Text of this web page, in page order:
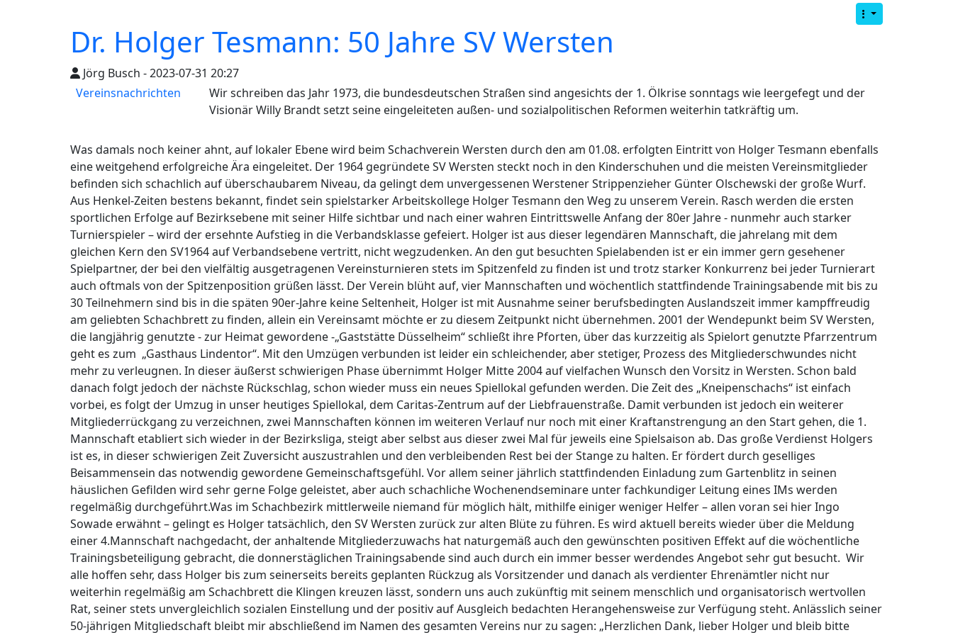
Dr. Holger Tesmann: 50 Jahre SV Wersten
Jörg Busch - 2023-07-31 20:27
Vereinsnachrichten
Wir schreiben das Jahr 1973, die bundesdeutschen Straßen sind angesichts der 1. Ölkrise sonntags wie leergefegt und der
Visionär Willy Brandt setzt seine eingeleiteten außen- und sozialpolitischen Reformen weiterhin tatkräftig um.
Was damals noch keiner ahnt, auf lokaler Ebene wird beim Schachverein Wersten durch den am 01.08. erfolgten Eintritt von Holger Tesmann ebenfalls
eine weitgehend erfolgreiche Ära eingeleitet. Der 1964 gegründete SV Wersten steckt noch in den Kinderschuhen und die meisten Vereinsmitglieder
befinden sich schachlich auf überschaubarem Niveau, da gelingt dem unvergessenen Werstener Strippenzieher Günter Olschewski der große Wurf.
Aus Henkel-Zeiten bestens bekannt, findet sein spielstarker Arbeitskollege Holger Tesmann den Weg zu unserem Verein. Rasch werden die ersten
sportlichen Erfolge auf Bezirksebene mit seiner Hilfe sichtbar und nach einer wahren Eintrittswelle Anfang der 80er Jahre - nunmehr auch starker
Turnierspieler – wird der ersehnte Aufstieg in die Verbandsklasse gefeiert. Holger ist aus dieser legendären Mannschaft, die jahrelang mit dem
gleichen Kern den SV1964 auf Verbandsebene vertritt, nicht wegzudenken. An den gut besuchten Spielabenden ist er ein immer gern gesehener
Spielpartner, der bei den vielfältig ausgetragenen Vereinsturnieren stets im Spitzenfeld zu finden ist und trotz starker Konkurrenz bei jeder Turnierart
auch oftmals von der Spitzenposition grüßen lässt. Der Verein blüht auf, vier Mannschaften und wöchentlich stattfindende Trainingsabende mit bis zu
30 Teilnehmern sind bis in die späten 90er-Jahre keine Seltenheit, Holger ist mit Ausnahme seiner berufsbedingten Auslandszeit immer kampffreudig
am geliebten Schachbrett zu finden, allein ein Vereinsamt möchte er zu diesem Zeitpunkt nicht übernehmen. 2001 der Wendepunkt beim SV Wersten,
die langjährig genutzte - zur Heimat gewordene -„Gaststätte Düsselheim“ schließt ihre Pforten, über das kurzzeitig als Spielort genutzte Pfarrzentrum
geht es zum „Gasthaus Lindentor“. Mit den Umzügen verbunden ist leider ein schleichender, aber stetiger, Prozess des Mitgliederschwundes nicht
mehr zu verleugnen. In dieser äußerst schwierigen Phase übernimmt Holger Mitte 2004 auf vielfachen Wunsch den Vorsitz in Wersten. Schon bald
danach folgt jedoch der nächste Rückschlag, schon wieder muss ein neues Spiellokal gefunden werden. Die Zeit des „Kneipenschachs“ ist einfach
vorbei, es folgt der Umzug in unser heutiges Spiellokal, dem Caritas-Zentrum auf der Liebfrauenstraße. Damit verbunden ist jedoch ein weiterer
Mitgliederrückgang zu verzeichnen, zwei Mannschaften können im weiteren Verlauf nur noch mit einer Kraftanstrengung an den Start gehen, die 1.
Mannschaft etabliert sich wieder in der Bezirksliga, steigt aber selbst aus dieser zwei Mal für jeweils eine Spielsaison ab. Das große Verdienst Holgers
ist es, in dieser schwierigen Zeit Zuversicht auszustrahlen und den verbleibenden Rest bei der Stange zu halten. Er fördert durch geselliges
Beisammensein das notwendig gewordene Gemeinschaftsgefühl. Vor allem seiner jährlich stattfindenden Einladung zum Gartenblitz in seinen
häuslichen Gefilden wird sehr gerne Folge geleistet, aber auch schachliche Wochenendseminare unter fachkundiger Leitung eines IMs werden
regelmäßig durchgeführt.Was im Schachbezirk mittlerweile niemand für möglich hält, mithilfe einiger weniger Helfer – allen voran sei hier Ingo
Sowade erwähnt – gelingt es Holger tatsächlich, den SV Wersten zurück zur alten Blüte zu führen. Es wird aktuell bereits wieder über die Meldung
einer 4.Mannschaft nachgedacht, der anhaltende Mitgliederzuwachs hat naturgemäß auch den gewünschten positiven Effekt auf die wöchentliche
Trainingsbeteiligung gebracht, die donnerstäglichen Trainingsabende sind auch durch ein immer besser werdendes Angebot sehr gut besucht. Wir
alle hoffen sehr, dass Holger bis zum seinerseits bereits geplanten Rückzug als Vorsitzender und danach als verdienter Ehrenämtler nicht nur
weiterhin regelmäßig am Schachbrett die Klingen kreuzen lässt, sondern uns auch zukünftig mit seinem menschlich und organisatorisch wertvollen
Rat, seiner stets unvergleichlich sozialen Einstellung und der positiv auf Ausgleich bedachten Herangehensweise zur Verfügung steht. Anlässlich seiner
50-jährigen Mitgliedschaft bleibt mir abschließend im Namen des gesamten Vereins nur zu sagen: „Herzlichen Dank, lieber Holger und bleib bitte